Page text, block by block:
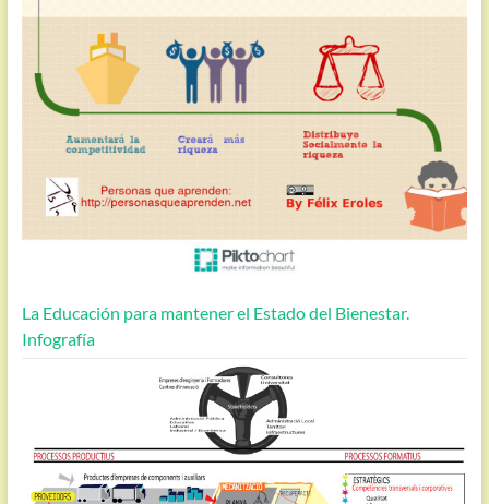
La Educación para mantener el Estado del Bienestar.
Infografía